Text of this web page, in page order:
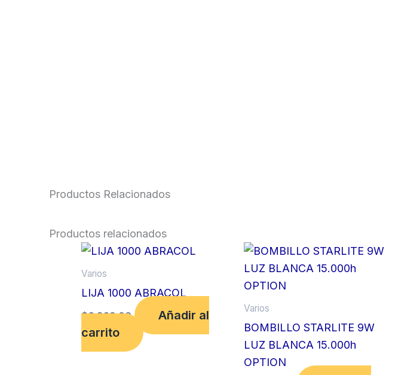
Productos Relacionados
Productos relacionados
Varios
LIJA 1000 ABRACOL
$6,829.00
Añadir al
carrito
Varios
BOMBILLO STARLITE 9W
LUZ BLANCA 15.000h
OPTION